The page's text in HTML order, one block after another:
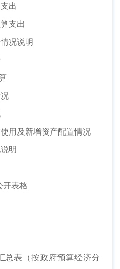
出
支出
况说明
及新增资产配置情况
明
表格
表（按政府预算经济分